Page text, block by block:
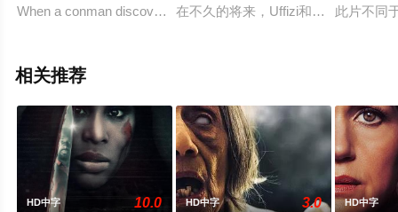
When a conman discovers his son is abducted, he is forced to
在不久的将来，Uffizi和卢克旅行到
此片不同
相关推荐
HD中字 10.0 HD中字 3.0 HD中字